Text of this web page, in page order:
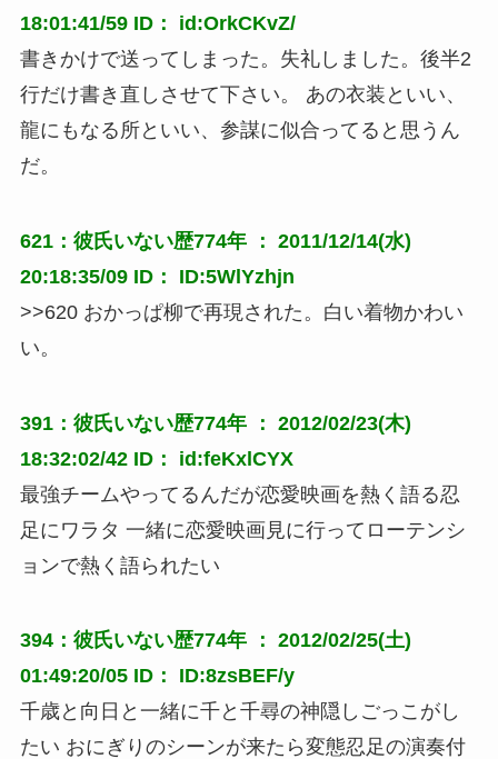
18:01:41/59 ID： id:OrkCKvZ/
書きかけで送ってしまった。失礼しました。後半2
行だけ書き直しさせて下さい。 あの衣装といい、
龍にもなる所といい、参謀に似合ってると思うん
だ。
621：彼氏いない歴774年 ： 2011/12/14(水)
20:18:35/09 ID： ID:5WlYzhjn
>>620 おかっぱ柳で再現された。白い着物かわい
い。
391：彼氏いない歴774年 ： 2012/02/23(木)
18:32:02/42 ID： id:feKxlCYX
最強チームやってるんだが恋愛映画を熱く語る忍
足にワラタ 一緒に恋愛映画見に行ってローテンシ
ョンで熱く語られたい
394：彼氏いない歴774年 ： 2012/02/25(土)
01:49:20/05 ID： ID:8zsBEF/y
千歳と向日と一緒に千と千尋の神隠しごっこがし
たい おにぎりのシーンが来たら変態忍足の演奏付